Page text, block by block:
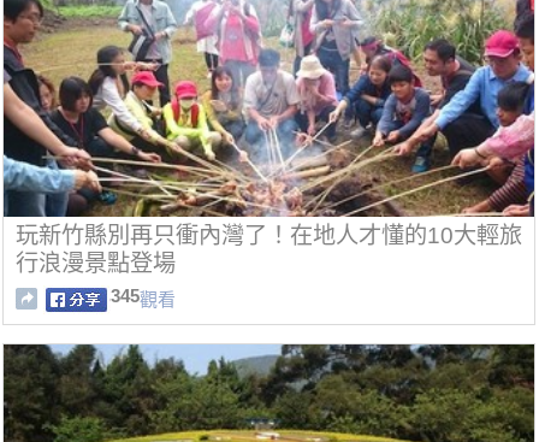
玩新竹縣別再只衝內灣了！在地人才懂的10大輕旅
行浪漫景點登場
345觀看